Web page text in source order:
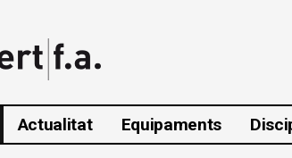
Actualitat Equipaments